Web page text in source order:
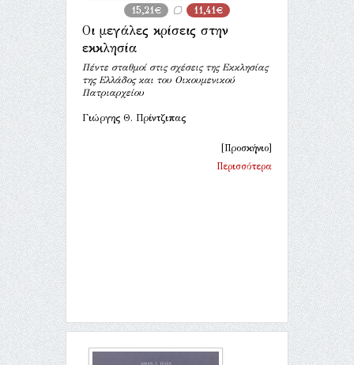
15,21€ 11,41€
Οι μεγάλες κρίσεις στην
εκκλησία
Πέντε σταθμοί στις σχέσεις της Εκκλησίας
της Ελλάδος και του Οικουμενικού
Πατριαρχείου
Γιώργης Θ. Πρίντζιπας
[Προσκήνιο]
Περισσότερα